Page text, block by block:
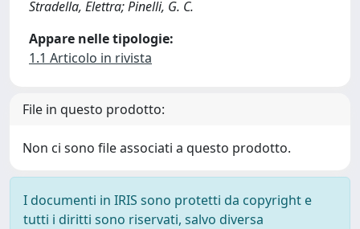
Stradella, Elettra; Pinelli, G. C.
Appare nelle tipologie:
1.1 Articolo in rivista
File in questo prodotto:
Non ci sono file associati a questo prodotto.
I documenti in IRIS sono protetti da copyright e
tutti i diritti sono riservati, salvo diversa